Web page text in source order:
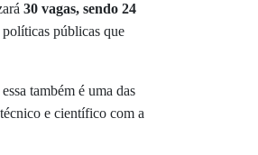
30 vagas, sendo 24
políticas públicas que
também é uma das
e científico com a